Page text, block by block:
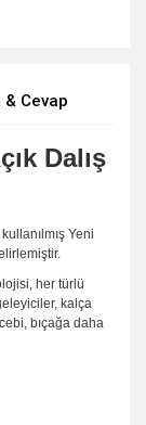
& Cevap
Dalış
Yeni
her türlü
kalça
bıçağa daha